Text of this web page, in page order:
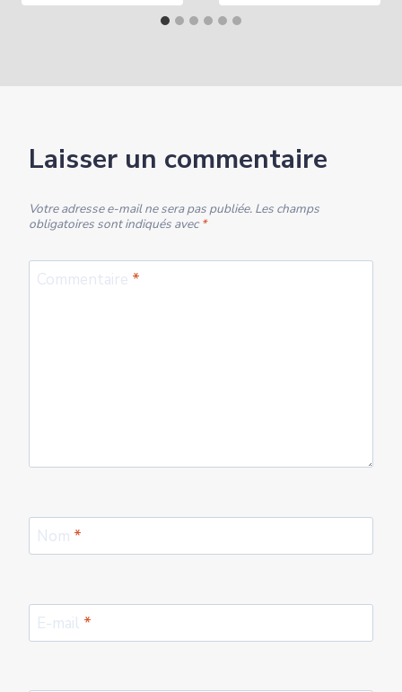
Laisser un commentaire
Votre adresse e-mail ne sera pas publiée. Les champs
obligatoires sont indiqués avec*
Commentaire *
Nom *
E-mail *